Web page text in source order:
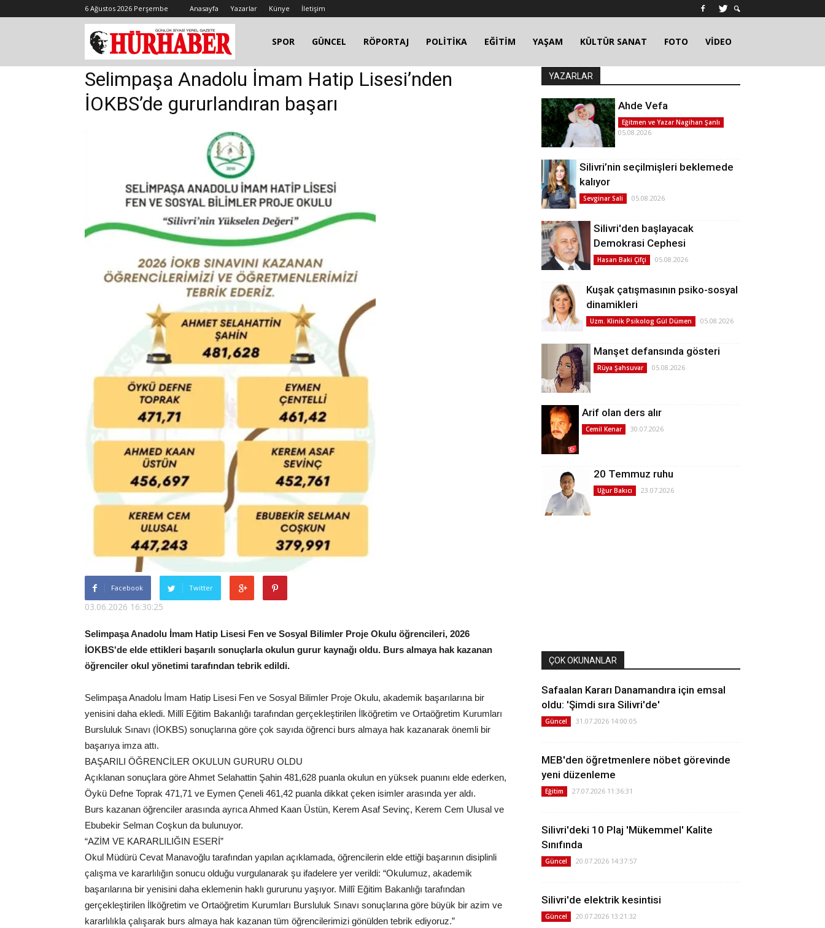
6 Ağustos 2026 Perşembe Anasayfa Yazarlar Künye İletişim
SPOR GÜNCEL RÖPORTAJ POLİTİKA EĞİTİM YAŞAM KÜLTÜR SANAT FOTO VİDEO
Selimpaşa Anadolu İmam Hatip Lisesi’nden
İOKBS’de gururlandıran başarı
Facebook Twitter
03.06.2026 16:30:25
Selimpaşa Anadolu İmam Hatip Lisesi Fen ve Sosyal Bilimler Proje Okulu öğrencileri, 2026
İOKBS'de elde ettikleri başarılı sonuçlarla okulun gurur kaynağı oldu. Burs almaya hak kazanan
öğrenciler okul yönetimi tarafından tebrik edildi.
Selimpaşa Anadolu İmam Hatip Lisesi Fen ve Sosyal Bilimler Proje Okulu, akademik başarılarına bir
yenisini daha ekledi. Millî Eğitim Bakanlığı tarafından gerçekleştirilen İlköğretim ve Ortaöğretim Kurumları
Bursluluk Sınavı (İOKBS) sonuçlarına göre çok sayıda öğrenci burs almaya hak kazanarak önemli bir
başarıya imza attı.
BAŞARILI ÖĞRENCİLER OKULUN GURURU OLDU
Açıklanan sonuçlara göre Ahmet Selahattin Şahin 481,628 puanla okulun en yüksek puanını elde ederken,
Öykü Defne Toprak 471,71 ve Eymen Çeneli 461,42 puanla dikkat çeken isimler arasında yer aldı.
Burs kazanan öğrenciler arasında ayrıca Ahmed Kaan Üstün, Kerem Asaf Sevinç, Kerem Cem Ulusal ve
Ebubekir Selman Coşkun da bulunuyor.
“AZİM VE KARARLILIĞIN ESERİ”
Okul Müdürü Cevat Manavoğlu tarafından yapılan açıklamada, öğrencilerin elde ettiği başarının disiplinli
çalışma ve kararlılığın sonucu olduğu vurgulanarak şu ifadelere yer verildi: “Okulumuz, akademik
başarılarına bir yenisini daha eklemenin haklı gururunu yaşıyor. Millî Eğitim Bakanlığı tarafından
gerçekleştirilen İlköğretim ve Ortaöğretim Kurumları Bursluluk Sınavı sonuçlarına göre büyük bir azim ve
kararlılıkla çalışarak burs almaya hak kazanan tüm öğrencilerimizi gönülden tebrik ediyoruz.”
YAZARLAR
Ahde Vefa
Eğitmen ve Yazar Nagihan Şanlı
05.08.2026
Silivri’nin seçilmişleri beklemede
kalıyor
Sevginar Sali 05.08.2026
Silivri'den başlayacak
Demokrasi Cephesi
Hasan Baki Çifçi 05.08.2026
Kuşak çatışmasının psiko-sosyal
dinamikleri
Uzm. Klinik Psikolog Gül Dümen 05.08.2026
Manşet defansında gösteri
Rüya Şahsuvar 05.08.2026
Arif olan ders alır
Cemil Kenar 30.07.2026
20 Temmuz ruhu
Uğur Bakıcı 23.07.2026
ÇOK OKUNANLAR
Safaalan Kararı Danamandıra için emsal
oldu: 'Şimdi sıra Silivri'de'
Güncel 31.07.2026 14:00:05
MEB'den öğretmenlere nöbet görevinde
yeni düzenleme
Eğitim 27.07.2026 11:36:31
Silivri'deki 10 Plaj 'Mükemmel' Kalite
Sınıfında
Güncel 20.07.2026 14:37:57
Silivri'de elektrik kesintisi
Güncel 20.07.2026 13:21:32